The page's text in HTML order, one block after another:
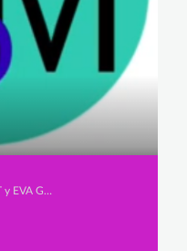
Secundaria, JUDITH MARTÍNEZ PRAT y EVA GÓMEZ DE LA POLA